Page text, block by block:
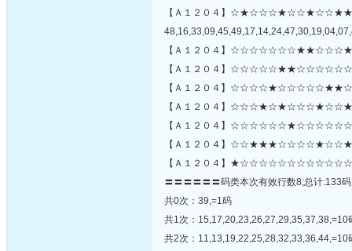
【Ａ１２０４】
【Ａ１２０４】
【Ａ１２０４】
【Ａ１２０４】
【Ａ１２０４】
【Ａ１２０４】
【Ａ１２０４】
【Ａ１２０４】
〓〓〓〓〓〓码类本次有效行数8;总计:133
共0次：39,=1码
共1次：15,17,20,23,26,27,29,35,37,38,=10
共2次：11,13,19,22,25,28,32,33,36,44,=10